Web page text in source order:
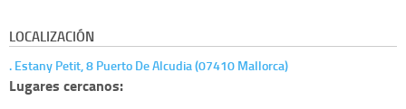
LOCALIZACIÓN
. Estany Petit, 8 Puerto De Alcudia (07410 Mallorca)
Lugares cercanos: